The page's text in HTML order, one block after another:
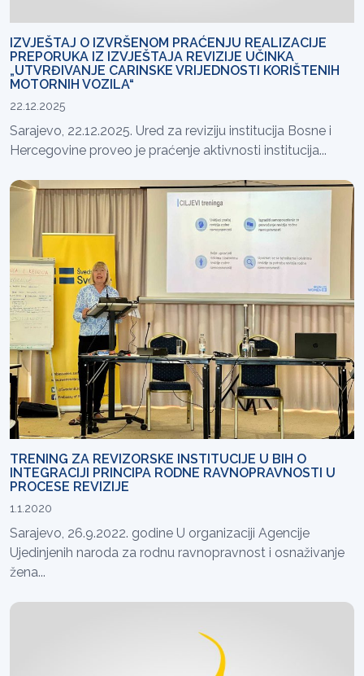
IZVJEŠTAJ O IZVRŠENOM PRAĆENJU REALIZACIJE
PREPORUKA IZ IZVJEŠTAJA REVIZIJE UČINKA
„UTVRĐIVANJE CARINSKE VRIJEDNOSTI KORIŠTENIH
MOTORNIH VOZILA“
22.12.2025
Sarajevo, 22.12.2025. Ured za reviziju institucija Bosne i
Hercegovine proveo je praćenje aktivnosti institucija...
TRENING ZA REVIZORSKE INSTITUCIJE U BIH O
INTEGRACIJI PRINCIPA RODNE RAVNOPRAVNOSTI U
PROCESE REVIZIJE
1.1.2020
Sarajevo, 26.9.2022. godine U organizaciji Agencije
Ujedinjenih naroda za rodnu ravnopravnost i osnaživanje
žena...